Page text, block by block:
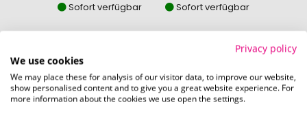
Sofort verfügbar Sofort verfügbar
So einfach bestellen Sie Ihre Werbeartikel bei
Pinkcube
Privacy policy
We use cookies
We may place these for analysis of our visitor data, to improve our website,
show personalised content and to give you a great website experience. For
more information about the cookies we use open the settings.